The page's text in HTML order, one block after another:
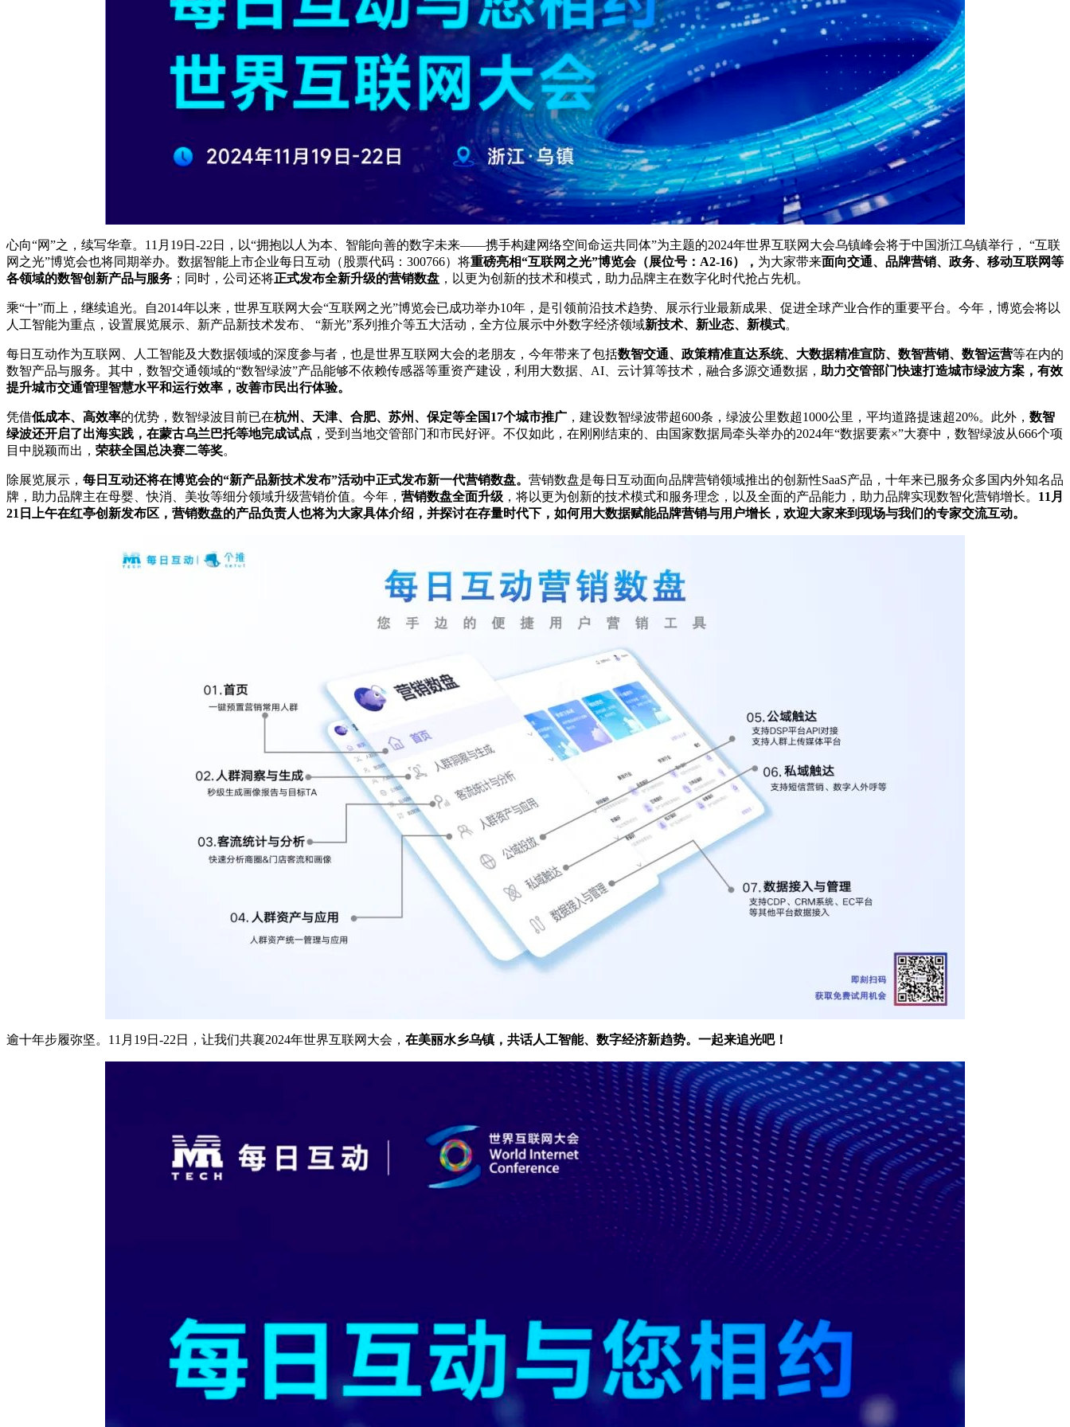
心向“网”之，续写华章。11月19日-22日，以“拥抱以人为本、智能向善的数字未来——携手构建网络空间命运共同体”为主题的2024年世界互联网大会乌镇峰会将于中国浙江乌镇举行， “互联
网之光”博览会也将同期举办。数据智能上市企业每日互动（股票代码：300766）将重磅亮相“互联网之光”博览会（展位号：A2-16）， 为大家带来面向交通、品牌营销、政务、移动互联网等
各领域的数智创新产品与服务 ；同时，公司还将正式发布全新升级的营销数盘 ，以更为创新的技术和模式，助力品牌主在数字化时代抢占先机。
乘“十”而上，继续追光。自2014年以来，世界互联网大会“互联网之光”博览会已成功举办10年，是引领前沿技术趋势、展示行业最新成果、促进全球产业合作的重要平台。今年，博览会将以
人工智能为重点，设置展览展示、新产品新技术发布、 “新光”系列推介等五大活动，全方位展示中外数字经济领域新技术、新业态、新模式。
每日互动作为互联网、人工智能及大数据领域的深度参与者，也是世界互联网大会的老朋友，今年带来了包括数智交通、政策精准直达系统、大数据精准宣防、数智营销、数智运营等在内的
数智产品与服务。其中，数智交通领域的“数智绿波”产品能够不依赖传感器等重资产建设，利用大数据、AI、云计算等技术，融合多源交通数据， 助力交管部门快速打造城市绿波方案，有效
提升城市交通管理智慧水平和运行效率，改善市民出行体验。
凭借低成本、高效率的优势，数智绿波目前已在杭州、天津、合肥、苏州、保定等全国17个城市推广 ，建设数智绿波带超600条，绿波公里数超1000公里，平均道路提速超20%。此外， 数智
绿波还开启了出海实践，在蒙古乌兰巴托等地完成试点 ，受到当地交管部门和市民好评。不仅如此，在刚刚结束的、由国家数据局牵头举办的2024年“数据要素×”大赛中，数智绿波从666个项
目中脱颖而出， 荣获全国总决赛二等奖。
除展览展示， 每日互动还将在博览会的“新产品新技术发布”活动中正式发布新一代营销数盘。 营销数盘是每日互动面向品牌营销领域推出的创新性SaaS产品，十年来已服务众多国内外知名品
牌，助力品牌主在母婴、快消、美妆等细分领域升级营销价值。今年， 营销数盘全面升级 ，将以更为创新的技术模式和服务理念，以及全面的产品能力，助力品牌实现数智化营销增长。 11月
21日上午在红亭创新发布区，营销数盘的产品负责人也将为大家具体介绍，并探讨在存量时代下，如何用大数据赋能品牌营销与用户增长，欢迎大家来到现场与我们的专家交流互动。
‍‍‍‍‍逾十年步履弥坚。11月19日-22日，让我们共襄2024年世界互联网大会， 在美丽水乡乌镇，共话人工智能、数字经济新趋势。一起来追光吧！